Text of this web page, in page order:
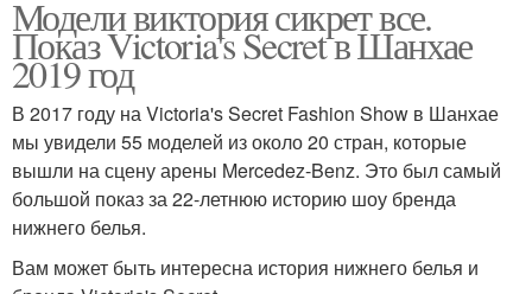
Модели виктория сикрет все.
Показ Victoria's Secret в Шанхае
2019 год
В 2017 году на Victoria's Secret Fashion Show в Шанхае
мы увидели 55 моделей из около 20 стран, которые
вышли на сцену арены Mercedez-Benz. Это был самый
большой показ за 22-летнюю историю шоу бренда
нижнего белья.
Вам может быть интересна история нижнего белья и